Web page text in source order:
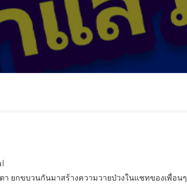
ยกขบวนกันมาสร้างความวายป่วงในแชทของเพื่อนๆ